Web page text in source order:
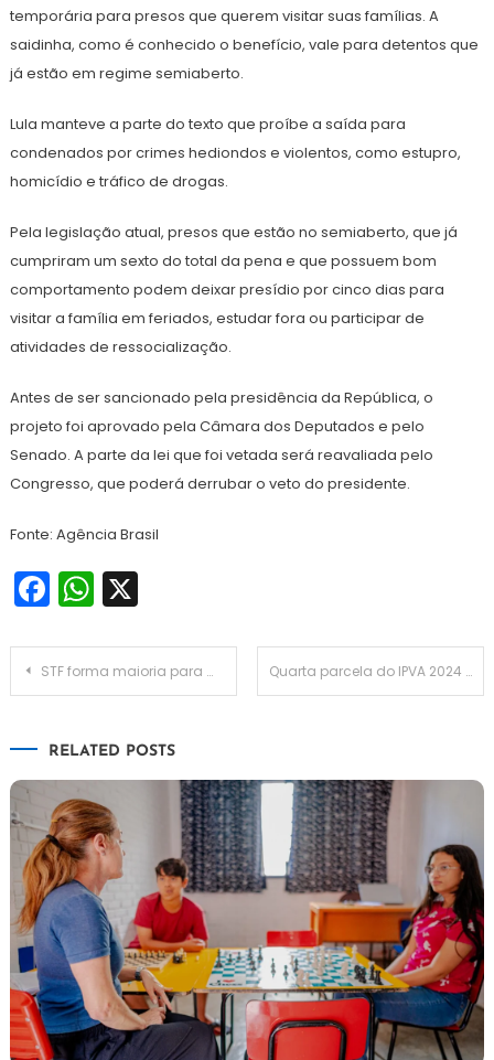
temporária para presos que querem visitar suas famílias. A
saidinha, como é conhecido o benefício, vale para detentos que
já estão em regime semiaberto.
Lula manteve a parte do texto que proíbe a saída para
condenados por crimes hediondos e violentos, como estupro,
homicídio e tráfico de drogas.
Pela legislação atual, presos que estão no semiaberto, que já
cumpriram um sexto do total da pena e que possuem bom
comportamento podem deixar presídio por cinco dias para
visitar a família em feriados, estudar fora ou participar de
atividades de ressocialização.
Antes de ser sancionado pela presidência da República, o
projeto foi aprovado pela Câmara dos Deputados e pelo
Senado. A parte da lei que foi vetada será reavaliada pelo
Congresso, que poderá derrubar o veto do presidente.
Fonte: Agência Brasil
Facebook
WhatsApp
X
Navegação
STF forma maioria para manter foro privilegiado mesmo ao deixar cargo Quarta parcela do IPVA 2024 vence hoje para veículos com placa final 2
RELATED POSTS